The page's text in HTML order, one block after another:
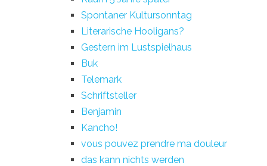
Spontaner Kultursonntag
Literarische Hooligans?
Gestern im Lustspielhaus
Buk
Telemark
Schriftsteller
Benjamin
Kancho!
vous pouvez prendre ma douleur
das kann nichts werden